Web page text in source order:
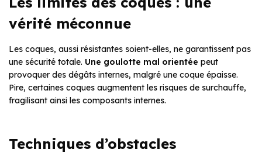
vérité méconnue
Les coques, aussi résistantes soient-elles, ne garantissent pas
une sécurité totale. Une goulotte mal orientée peut
provoquer des dégâts internes, malgré une coque épaisse.
Pire, certaines coques augmentent les risques de surchauffe,
fragilisant ainsi les composants internes.
Techniques d’obstacles